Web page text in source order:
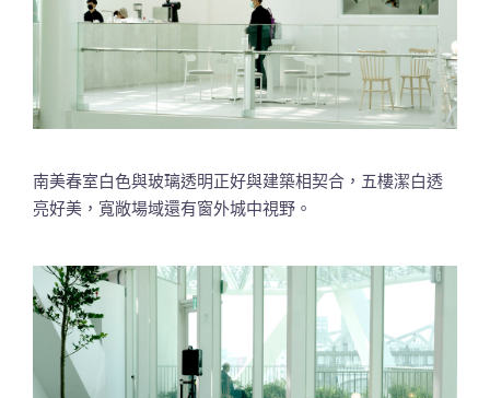
南美春室白色與玻璃透明正好與建築相契合，五樓潔白透
亮好美，寬敞場域還有窗外城中視野。